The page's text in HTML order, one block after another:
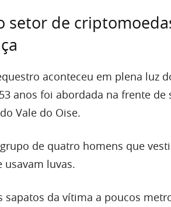
setor de
aconteceu em plena luz
anos foi abordada na frente de
Vale do Oise.
de quatro homens que
usavam luvas.
da vítima a poucos